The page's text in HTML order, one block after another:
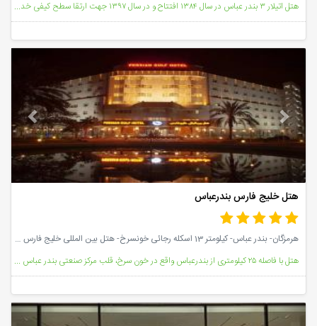
هتل اتیلار ۳ بندر عباس در سال ۱۳۸۴ افتتاح و در سال ۱۳۹۷ جهت ارتقا سطح کیفی خدمات و رفاه میهمانان مور
هتل خلیج فارس بندرعباس
هرمزگان- بندر عباس- کیلومتر 13 اسکله رجائی خونسرخ- هتل بین المللی خلیج فارس بندرعباس
هتل با فاصله ۲۵ کیلومتری از بندرعباس واقع در خون سرخ، قلب مرکز صنعتی بندر عباس و در نزدیکی اسکله ها
Next